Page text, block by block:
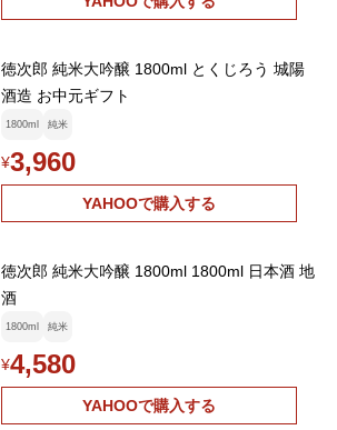
徳次郎 純米大吟醸 1800ml とくじろう 城陽
酒造 お中元ギフト
1800ml 純米
¥3,960
YAHOOで購入する
徳次郎 純米大吟醸 1800ml 1800ml 日本酒 地
酒
1800ml 純米
¥4,580
YAHOOで購入する